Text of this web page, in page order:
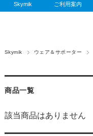
Skymik ご利用案内
Skymik ウェア＆サポーター
商品一覧
該当商品はありません